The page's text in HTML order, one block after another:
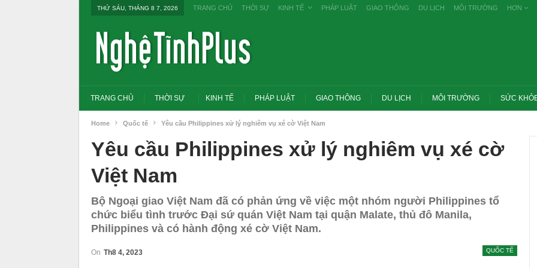
THỨ SÁU, THÁNG 8 7, 2026 TRANG CHỦ THỜI SỰ KINH TẾ PHÁP LUẬT GIAO THÔNG DU LỊCH MÔI TRƯỜNG HƠN
TRANG CHỦ THỜI SỰ KINH TẾ PHÁP LUẬT GIAO THÔNG DU LỊCH MÔI TRƯỜNG SỨC
Home Quốc tế Yêu cầu Philippines xử lý nghiêm vụ xé cờ Việt Nam
Yêu cầu Philippines xử lý nghiêm vụ xé cờ
Việt Nam
Bộ Ngoại giao Việt Nam đã có phản ứng về việc một nhóm người Philippines tổ
chức biểu tình trước Đại sứ quán Việt Nam tại quận Malate, thủ đô Manila,
Philippines và có hành động xé cờ Việt Nam.
QUỐC TẾ
On Th8 4, 2023
Tổng Bí thư, Chủ tịch nước yêu cầu thay
Trang chủ -> Bất động sản Đề xuất đánh
thuế cao với đất bỏ hoang, hạn chế đầu